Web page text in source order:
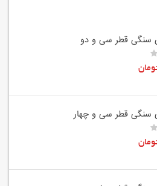
سنگی قطر سی و دو
سنگی قطر سی و چهار